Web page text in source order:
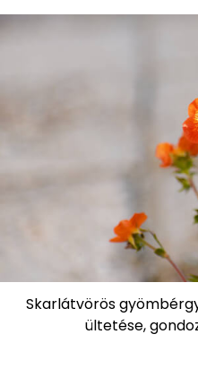
Skarlátvörös
ültetése,